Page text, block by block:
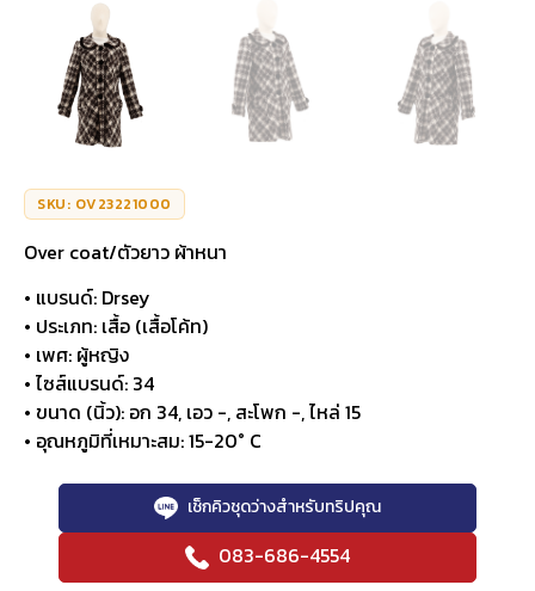
SKU: OV23221000
Over coat/ตัวยาว ผ้าหนา
• แบรนด์: Drsey
• ประเภท: เสื้อ (เสื้อโค้ท)
• เพศ: ผู้หญิง
• ไซส์แบรนด์: 34
• ขนาด (นิ้ว): อก 34, เอว -, สะโพก -, ไหล่ 15
• อุณหภูมิที่เหมาะสม: 15-20° C
เช็กคิวชุดว่างสำหรับทริปคุณ
083-686-4554